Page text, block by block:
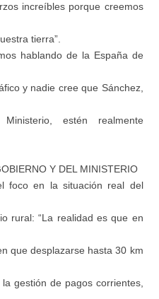
increíbles porque creemos
tierra”.
hablando de la España de
y nadie cree que Sánchez,
estén realmente
Y DEL MINISTERIO
foco en la situación real del
rural: “La realidad es que en
que desplazarse hasta 30 km
gestión de pagos corrientes,